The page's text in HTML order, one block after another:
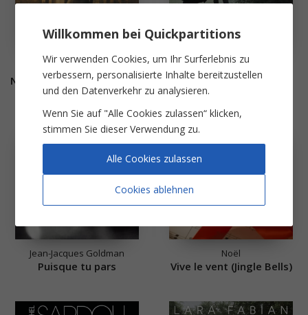
Now we are free (Gladiator) The Sound of Silence
Jean-Jacques Goldman
Puisque tu pars
Noël
Vive le vent (Jingle Bells)
Willkommen bei Quickpartitions
Wir verwenden Cookies, um Ihr Surferlebnis zu
verbessern, personalisierte Inhalte bereitzustellen
und den Datenverkehr zu analysieren.
Wenn Sie auf "Alle Cookies zulassen“ klicken,
stimmen Sie dieser Verwendung zu.
Cookies ablehnen
Alle Cookies zulassen